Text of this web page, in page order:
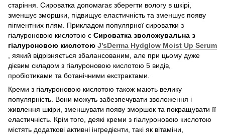
старіння. Сироватка допомагає зберегти вологу в шкірі,
зменшує зморшки, підвищує еластичність та зменшує появу
пігментних плям. Прикладом популярної сироватки з
гіалуроновою кислотою є Сироватка зволожувальна з
гіалуроновою кислотою J’sDerma Hydglow Moist Up Serum
, яякий відрізняється збалансованим, але при цьому дуже
дієвим складом з гіалуроновою кислотою 5 видів,
пробіотиками та ботанічними екстрактами.
Креми з гіалуроновою кислотою також мають велику
популярність. Вони можуть забезпечувати зволоження і
живлення шкіри, зменшувати появу зморшок та покращувати її
еластичність. Крім того, деякі креми з гіалуроновою кислотою
містять додаткові активні інгредієнти, такі як вітаміни,